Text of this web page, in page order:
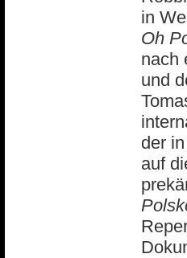
in
Oh
nach
und
der
auf